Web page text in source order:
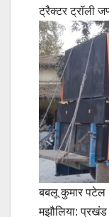
ट्रैक्टर ट्रॉली
बबलू कुमार पटेल
मझौलिया: प्रखंड